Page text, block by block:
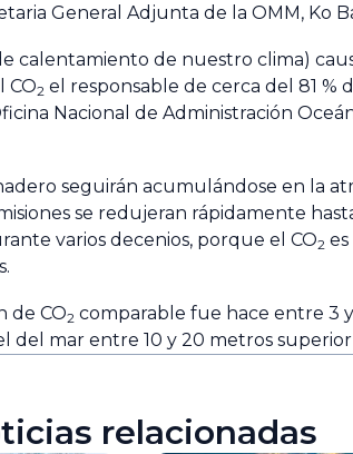
General Adjunta de la OMM, Ko
calentamiento de nuestro clima)
CO2 el responsable de cerca del 81 %
Nacional de Administración
seguirán acumulándose en la
se redujeran rápidamente
varios decenios, porque el CO2
de CO2 comparable fue hace entre 3
del mar entre 10 y 20 metros
relacionadas